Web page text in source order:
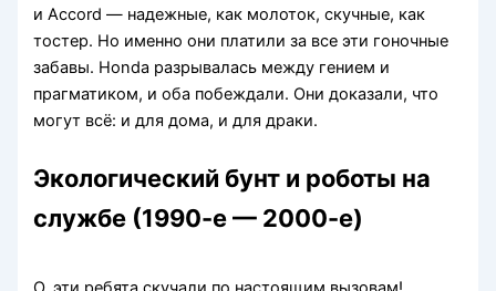
и Accord — надежные, как молоток, скучные, как
тостер. Но именно они платили за все эти гоночные
забавы. Honda разрывалась между гением и
прагматиком, и оба побеждали. Они доказали, что
могут всё: и для дома, и для драки.
Экологический бунт и роботы на
службе (1990-е — 2000-е)